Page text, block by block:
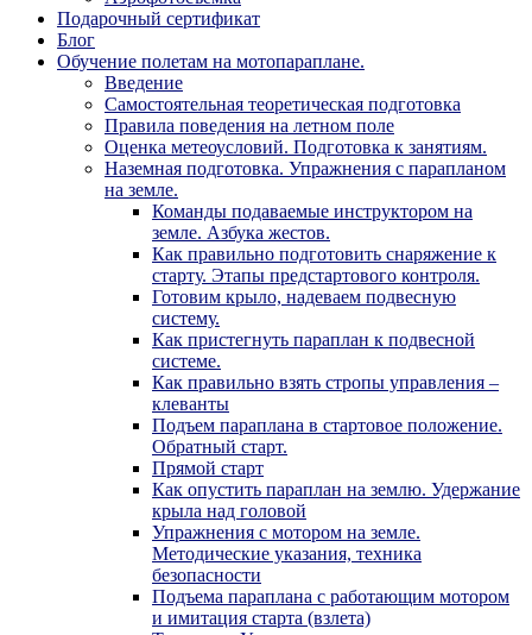
Подарочный сертификат
Блог
Обучение полетам на мотопараплане.
Введение
Самостоятельная теоретическая подготовка
Правила поведения на летном поле
Оценка метеоусловий. Подготовка к занятиям.
Наземная подготовка. Упражнения с парапланом
на земле.
Команды подаваемые инструктором на
земле. Азбука жестов.
Как правильно подготовить снаряжение к
старту. Этапы предстартового контроля.
Готовим крыло, надеваем подвесную
систему.
Как пристегнуть параплан к подвесной
системе.
Как правильно взять стропы управления –
клеванты
Подъем параплана в стартовое положение.
Обратный старт.
Прямой старт
Как опустить параплан на землю. Удержание
крыла над головой
Упражнения с мотором на земле.
Методические указания, техника
безопасности
Подъема параплана с работающим мотором
и имитация старта (взлета)